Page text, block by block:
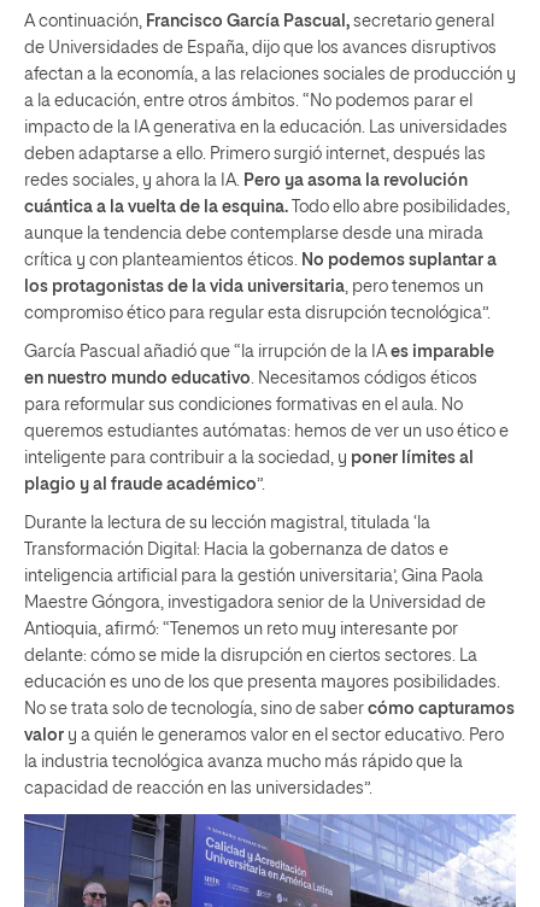
A continuación, Francisco García Pascual, secretario general
de Universidades de España, dijo que los avances disruptivos
afectan a la economía, a las relaciones sociales de producción y
a la educación, entre otros ámbitos. “No podemos parar el
impacto de la IA generativa en la educación. Las universidades
deben adaptarse a ello. Primero surgió internet, después las
redes sociales, y ahora la IA. Pero ya asoma la revolución
cuántica a la vuelta de la esquina. Todo ello abre posibilidades,
aunque la tendencia debe contemplarse desde una mirada
crítica y con planteamientos éticos.
No podemos suplantar a
los protagonistas de la vida universitaria , pero tenemos un
compromiso ético para regular esta disrupción tecnológica”.
García Pascual añadió que “la irrupción de la IA es imparable
en nuestro mundo educativo . Necesitamos códigos éticos
para reformular sus condiciones formativas en el aula. No
queremos estudiantes autómatas: hemos de ver un uso ético e
inteligente para contribuir a la sociedad, y poner límites al
plagio y al fraude académico”.
Durante la lectura de su lección magistral, titulada ‘la
Transformación Digital: Hacia la gobernanza de datos e
inteligencia artificial para la gestión universitaria’, Gina Paola
Maestre Góngora, investigadora senior de la Universidad de
Antioquia, afirmó: “Tenemos un reto muy interesante por
delante: cómo se mide la disrupción en ciertos sectores. La
educación es uno de los que presenta mayores posibilidades.
No se trata solo de tecnología, sino de saber cómo capturamos
valor y a quién le generamos valor en el sector educativo. Pero
la industria tecnológica avanza mucho más rápido que la
capacidad de reacción en las universidades”.